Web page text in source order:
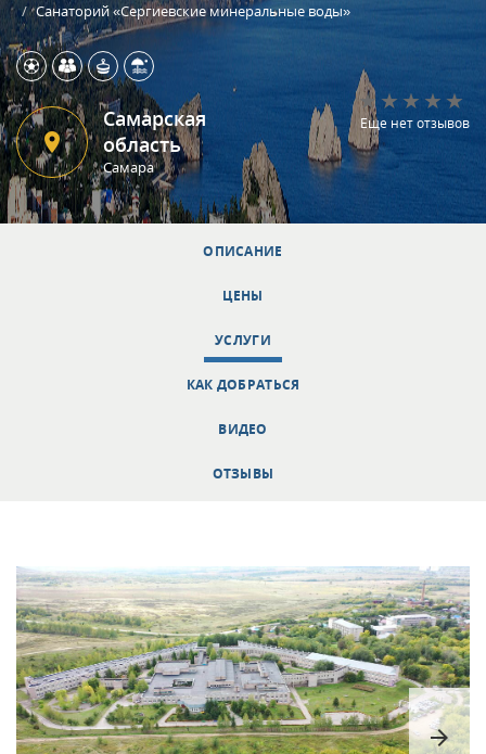
Санаторий «Сергиевские минеральные воды»
Самарская
область
Самара
Еще нет отзывов
ОПИСАНИЕ
ЦЕНЫ
УСЛУГИ
КАК ДОБРАТЬСЯ
ВИДЕО
ОТЗЫВЫ
arrow_forward